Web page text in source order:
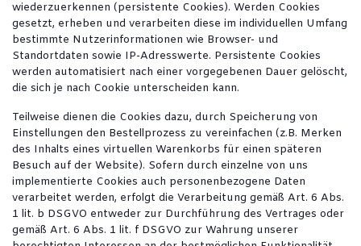
wiederzuerkennen (persistente Cookies). Werden Cookies
gesetzt, erheben und verarbeiten diese im individuellen Umfang
bestimmte Nutzerinformationen wie Browser- und
Standortdaten sowie IP-Adresswerte. Persistente Cookies
werden automatisiert nach einer vorgegebenen Dauer gelöscht,
die sich je nach Cookie unterscheiden kann.
Teilweise dienen die Cookies dazu, durch Speicherung von
Einstellungen den Bestellprozess zu vereinfachen (z.B. Merken
des Inhalts eines virtuellen Warenkorbs für einen späteren
Besuch auf der Website). Sofern durch einzelne von uns
implementierte Cookies auch personenbezogene Daten
verarbeitet werden, erfolgt die Verarbeitung gemäß Art. 6 Abs.
1 lit. b DSGVO entweder zur Durchführung des Vertrages oder
gemäß Art. 6 Abs. 1 lit. f DSGVO zur Wahrung unserer